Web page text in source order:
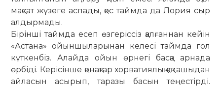
мақсат жүзеге аспады, қос таймда да Лория сыр
алдырмады.
Бірінші таймда есеп өзгеріссіз қалғаннан кейін
«Астана» ойыншыларынан келесі таймда гол
күткенбіз. Алайда ойын өрнегі басқа арнада
өрбіді. Керісінше қо­нақтар хорватиялық қақпашыдан
айласын асырып, та­разы басын теңестірді.